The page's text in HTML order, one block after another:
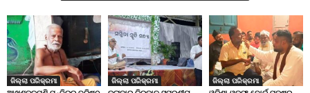
ଜିଲ୍ଲା ପରିକ୍ରମା ଜିଲ୍ଲା ପରିକ୍ରମା ଜିଲ୍ଲା ପରିକ୍ରମା